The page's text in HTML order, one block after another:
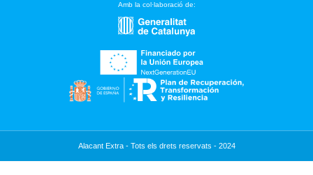
Amb la col·laboració de:
Alacant Extra - Tots els drets reservats - 2024